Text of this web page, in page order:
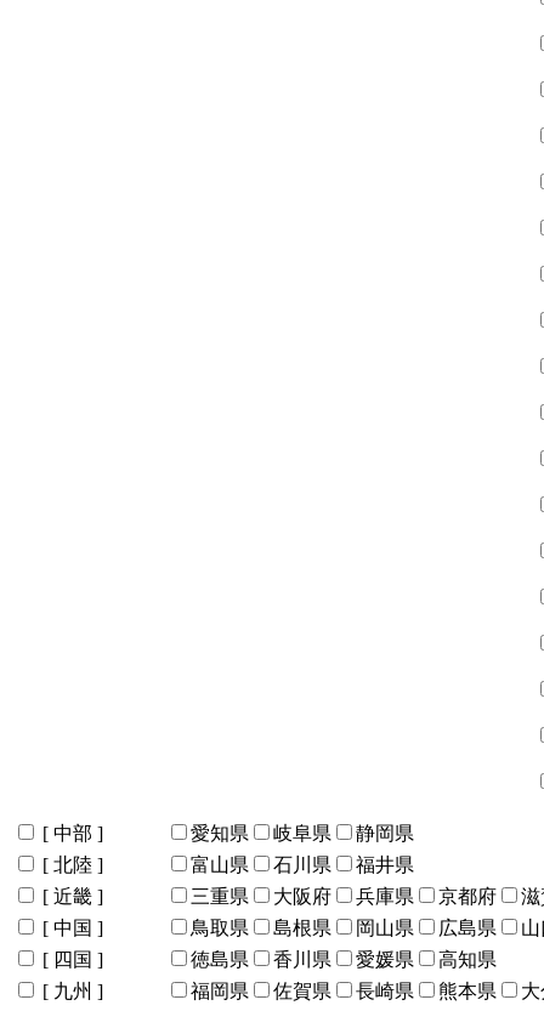
[ 中部 ] 愛知県 岐阜県
静岡県
[ 北陸 ]
富山県 石川県
福井県
[ 近畿 ]
三重県 大阪府 兵庫県 京都府
滋
[ 中国 ]
鳥取県 島根県 岡山県 広島県
[ 四国 ]
徳島県 香川県 愛媛県
高知県
[ 九州 ]
福岡県 佐賀県 長崎県 熊本県